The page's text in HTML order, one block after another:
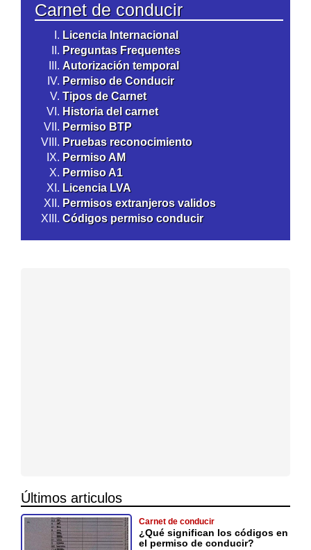
Carnet de conducir
Licencia Internacional
Preguntas Frequentes
Autorización temporal
Permiso de Conducir
Tipos de Carnet
Historia del carnet
Permiso BTP
Pruebas reconocimiento
Permiso AM
Permiso A1
Licencia LVA
Permisos extranjeros validos
Códigos permiso conducir
Últimos articulos
Carnet de conducir
¿Qué significan los códigos en
el permiso de conducir?